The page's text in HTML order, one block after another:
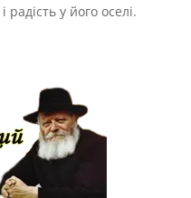
у його оселі.